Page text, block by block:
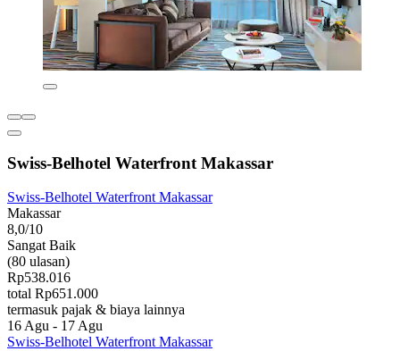
Swiss-Belhotel Waterfront Makassar
Swiss-Belhotel Waterfront Makassar
Makassar
8,0/10
Sangat Baik
(80 ulasan)
Rp538.016
total Rp651.000
termasuk pajak & biaya lainnya
16 Agu - 17 Agu
Swiss-Belhotel Waterfront Makassar